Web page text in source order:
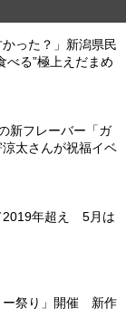
かった？」新潟県民
べる”極上えだまめ
新フレーバー「ガ
太さんが祝福イベ
2019年超え 5月は
ー祭り」開催 新作